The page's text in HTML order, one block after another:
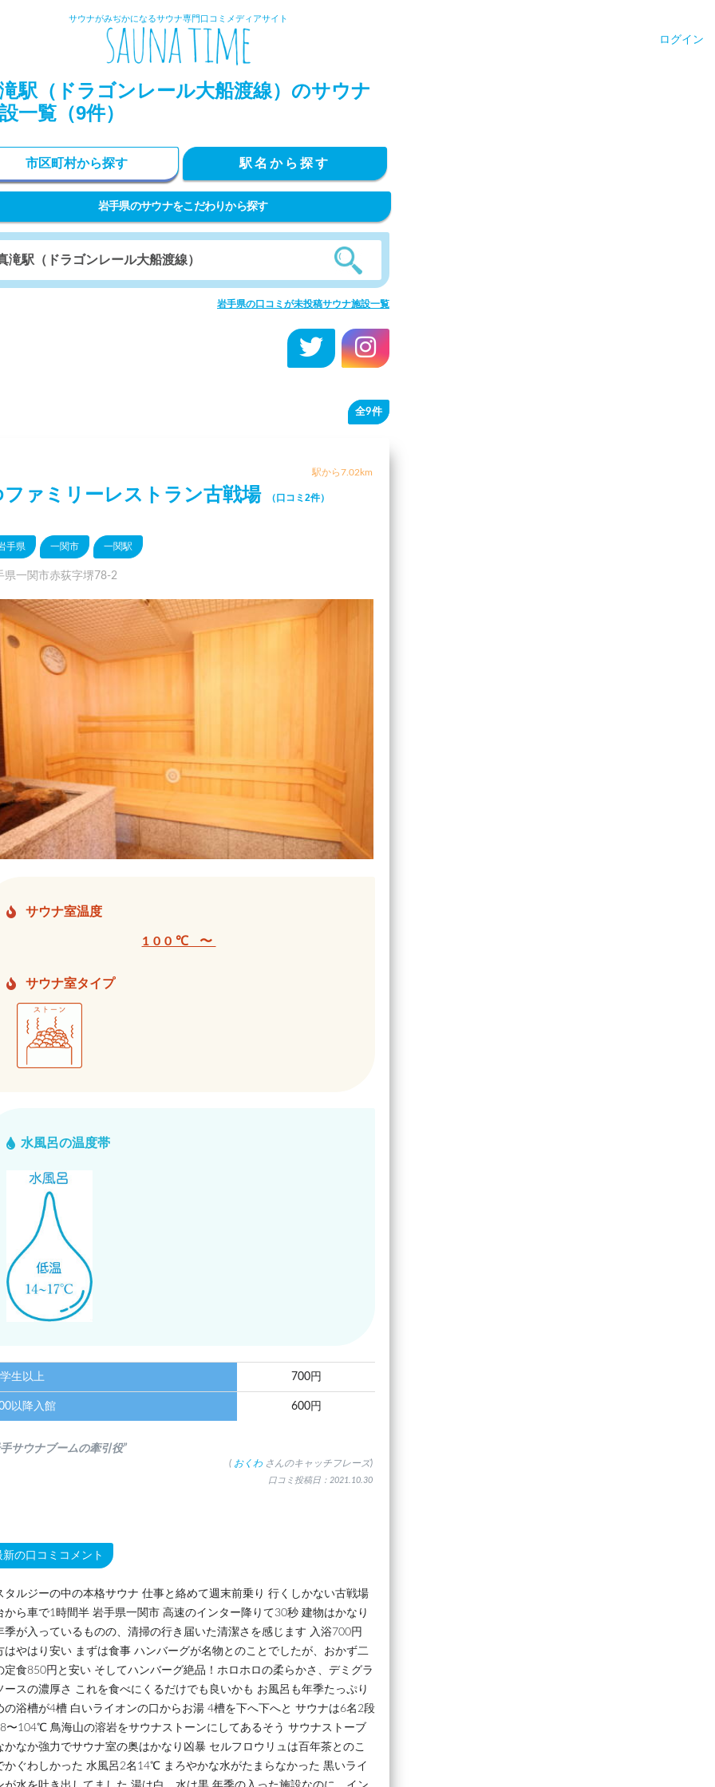
サウナがみぢかになるサウナ専門口コミメディアサイト
ログイン
駅（ドラゴンレール大船渡線）のサウナ
一覧（9件）
市区町村から探す 駅名から探す
岩手県のサウナをこだわりから探す
岩手県の口コミが未投稿サウナ施設一覧
全9件
駅から7.02km
ファミリーレストラン古戦場 （口コミ2件）
手県 一関市 一関駅
県一関市赤荻字堺78-2
サウナ室温度
100℃ 〜
サウナ室タイプ
水風呂の温度帯
生以上 700円
以降入館 600円
サウナブームの牽引役”
( おくわ さんのキャッチフレーズ)
口コミ投稿日：2021.10.30
新の口コミコメント
タルジーの中の本格サウナ 仕事と絡めて週末前乗り 行くしかない古戦場
から車で1時間半 岩手県一関市 高速のインター降りて30秒 建物はかなり
季が入っているものの、清掃の行き届いた清潔さを感じます 入浴700円
はやはり安い まずは食事 ハンバーグが名物とのことでしたが、おかず二
定食850円と安い そしてハンバーグ絶品！ホロホロの柔らかさ、デミグラ
ースの濃厚さ これを食べにくるだけでも良いかも お風呂も年季たっぷり
の浴槽が4槽 白いライオンの口からお湯 4槽を下へ下へと サウナは6名2段
〜104℃ 鳥海山の溶岩をサウナストーンにしてあるそう サウナストーブ
かなか強力でサウナ室の奥はかなり凶暴 セルフロウリュは百年茶とのこ
かぐわしかった 水風呂2名14℃ まろやかな水がたまらなかった 黒いライ